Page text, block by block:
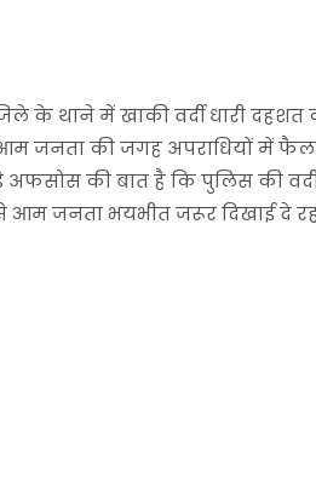
के थाने में खाकी वर्दी धारी
जनता की जगह अपराधियों में
अफसोस की बात है कि पुलिस की
आम जनता भयभीत जरूर दिखाई दे